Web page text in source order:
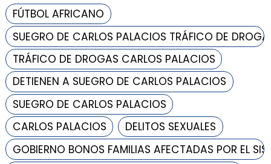
FÚTBOL AFRICANO
SUEGRO DE CARLOS PALACIOS TRÁFICO DE DROGA
TRÁFICO DE DROGAS CARLOS PALACIOS
DETIENEN A SUEGRO DE CARLOS PALACIOS
SUEGRO DE CARLOS PALACIOS
CARLOS PALACIOS
DELITOS SEXUALES
GOBIERNO BONOS FAMILIAS AFECTADAS POR EL